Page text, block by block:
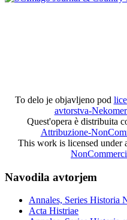
To delo je objavljeno pod
avtorstva-
Quest'opera è distribuita
Attribuzione-
This work is licensed under
Navodila avtorjem
Annales, Series Historia
Acta Histriae